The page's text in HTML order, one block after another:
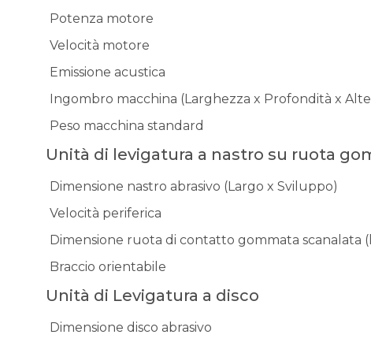
Potenza motore
Velocità motore
Emissione acustica
Ingombro macchina (Larghezza x Profondità x
Peso macchina standard
Unità di levigatura a nastro su ruota
Dimensione nastro abrasivo (Largo x Sviluppo)
Velocità periferica
Dimensione ruota di contatto gommata scanalata
Braccio orientabile
Unità di Levigatura a disco
Dimensione disco abrasivo